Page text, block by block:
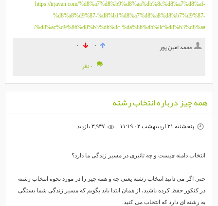
https://irjavan.com/%d8%a7%d8%b9%d8%aa%db%8c%d8%a7%d8%af-
%d8%a8%d9%87-%d8%b1%d8%a7%d8%a8%d8%b7%d9%87-
%d8%ac%d9%86%d8%b3%db%8c-%da%86%db%8c%d8%b3%d8%aa/
محمد امین پور ۰
۰
۰ نظر
همه چیز درباره انتخاب رشته
پنجشنبه ۲۱ اردیبهشت ۰۲ ۱۱:۱۹
انتخاب دامنه چیست و چه تاثیری در مسیر زندگی ما دارد؟
حتی اگر می دانید انتخاب رشته یعنی چه و همه چیز را در مورد نحوه انتخاب رشته
در کنکور حفظ کرده باشید، از همان ابتدا باید بگویم که مسیر زندگی شما بستگی
به رشته ای دارد که انتخاب می کنید.